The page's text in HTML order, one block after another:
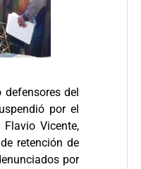
del
por el
Vicente,
retención de
por